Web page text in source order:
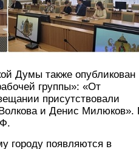
Думы также опубликован
группы»: «От
присутствовали
и Денис Милюков».
городу появляются в